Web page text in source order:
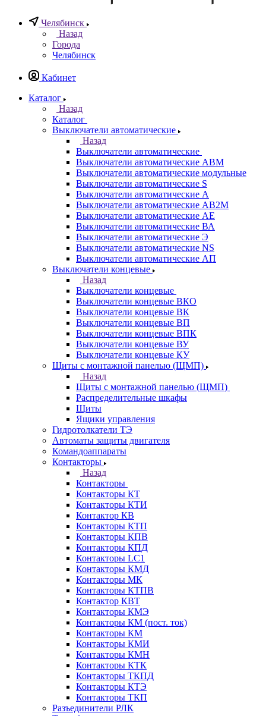
Челябинск
Назад
Города
Челябинск
Кабинет
Каталог
Назад
Каталог
Выключатели автоматические
Назад
Выключатели автоматические
Выключатели автоматические АВМ
Выключатели автоматические модульные
Выключатели автоматические S
Выключатели автоматические А
Выключатели автоматические АВ2М
Выключатели автоматические АЕ
Выключатели автоматические ВА
Выключатели автоматические Э
Выключатели автоматические NS
Выключатели автоматические АП
Выключатели концевые
Назад
Выключатели концевые
Выключатели концевые ВКО
Выключатели концевые ВК
Выключатели концевые ВП
Выключатели концевые ВПК
Выключатели концевые ВУ
Выключатели концевые КУ
Щиты с монтажной панелью (ЩМП)
Назад
Щиты с монтажной панелью (ЩМП)
Распределительные шкафы
Щиты
Ящики управления
Гидротолкатели ТЭ
Автоматы защиты двигателя
Командоаппараты
Контакторы
Назад
Контакторы
Контакторы КТ
Контакторы КТИ
Контактор КВ
Контакторы КТП
Контакторы КПВ
Контакторы КПД
Контакторы LC1
Контакторы КМД
Контакторы МК
Контакторы КТПВ
Контактор КВТ
Контакторы КМЭ
Контакторы КМ (пост. ток)
Контакторы КМ
Контакторы КМИ
Контакторы КМН
Контакторы КТК
Контакторы ТКПД
Контакторы КТЭ
Контакторы ТКП
Разъединители РЛК